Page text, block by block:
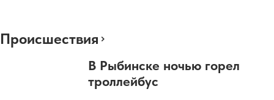
Происшествия
В Рыбинске ночью горел
троллейбус